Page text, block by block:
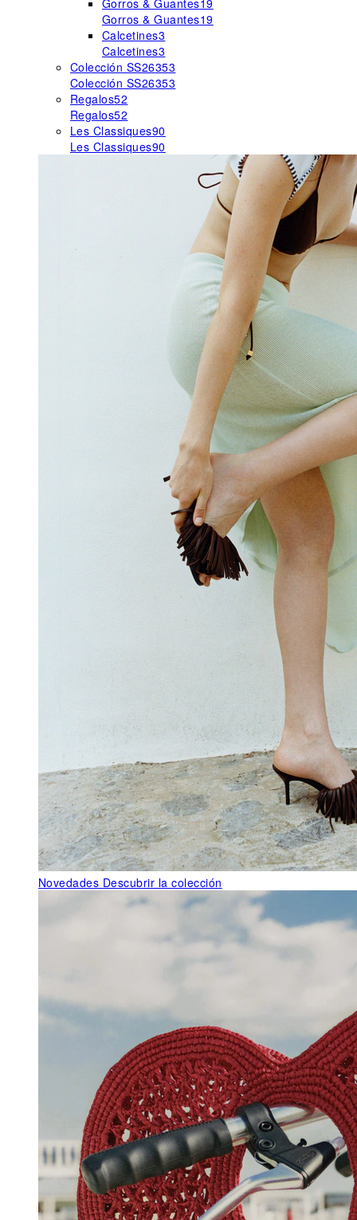
Gorros & Guantes19
Gorros & Guantes19
Calcetines3
Calcetines3
Colección SS26353
Colección SS26353
Regalos52
Regalos52
Les Classiques90
Les Classiques90
Novedades Descubrir la colección